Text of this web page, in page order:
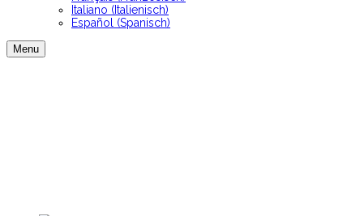
Italiano (Italienisch)
Español
(Spanisch)
Menu